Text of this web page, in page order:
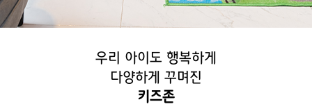
우리 아이도 행복하게
다양하게 꾸며진
키즈존